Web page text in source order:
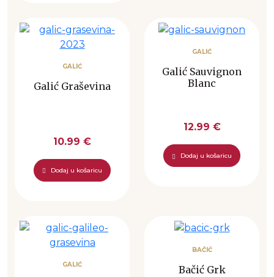
GALIĆ
Galić Graševina
10.99 €
Dodaj u košaricu
GALIĆ
Galić Sauvignon
Blanc
12.99 €
Dodaj u košaricu
GALIĆ
BAČIĆ
Bačić Grk